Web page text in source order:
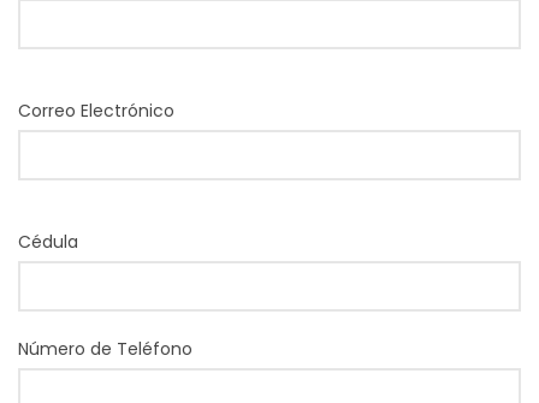
Correo Electrónico
Cédula
Número de Teléfono